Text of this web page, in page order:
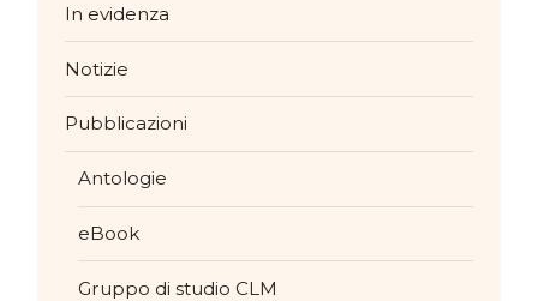
In evidenza
Notizie
Pubblicazioni
Antologie
eBook
Gruppo di studio CLM